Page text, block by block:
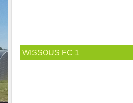
WISSOUS FC 1